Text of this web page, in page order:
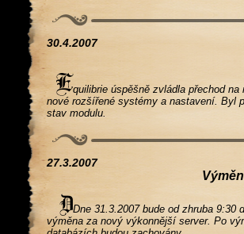
30.4.2007
quilibrie úspěšně zvládla přechod
nové rozšířené systémy a nastavení. Byl
stav modulu.
27.3.2007
Dne 31.3.2007 bude od zhruba 9:30
výměna za nový výkonnější server. Po